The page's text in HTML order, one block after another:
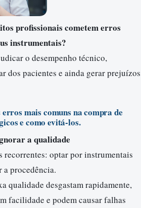
profissionais cometem erros
instrumentais?
o desempenho técnico,
dos pacientes e ainda gerar prejuízos
mais comuns na compra de
e como evitá-los.
a qualidade
recorrentes: optar por instrumentais
a procedência.
qualidade desgastam rapidamente,
facilidade e podem causar falhas